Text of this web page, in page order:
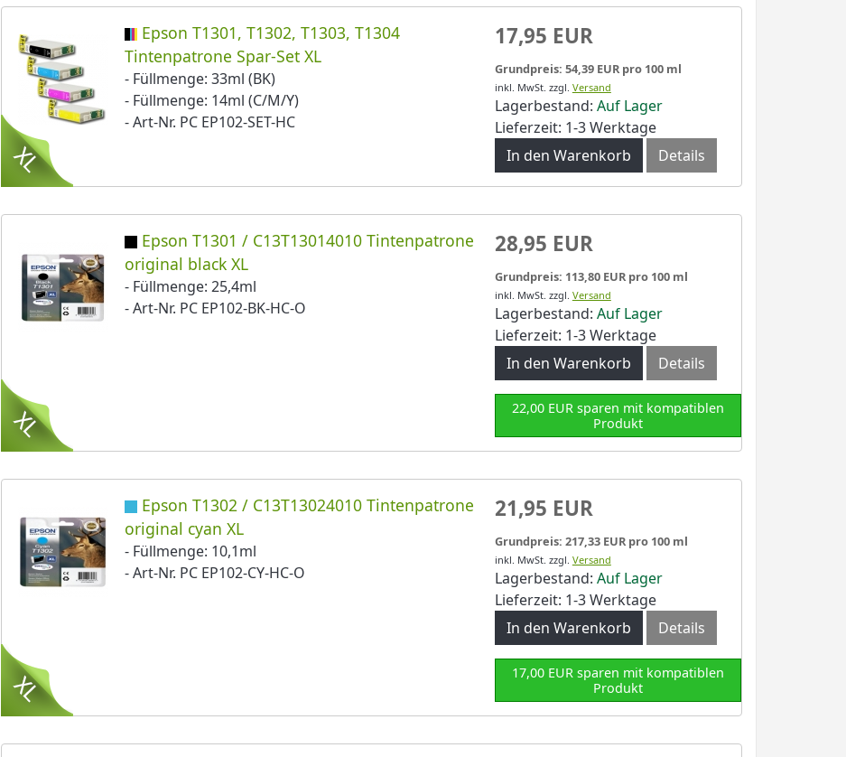
Epson T1301, T1302, T1303, T1304
Tintenpatrone Spar-Set XL
- Füllmenge: 33ml (BK)
- Füllmenge: 14ml (C/M/Y)
- Art-Nr. PC EP102-SET-HC
17,95 EUR
Grundpreis: 54,39 EUR pro 100 ml
inkl. MwSt. zzgl. Versand
Lagerbestand: Auf Lager
Lieferzeit: 1-3 Werktage
In den Warenkorb
Details
Epson T1301 / C13T13014010 Tintenpatrone
original black XL
- Füllmenge: 25,4ml
- Art-Nr. PC EP102-BK-HC-O
28,95 EUR
Grundpreis: 113,80 EUR pro 100 ml
inkl. MwSt. zzgl. Versand
Lagerbestand: Auf Lager
Lieferzeit: 1-3 Werktage
In den Warenkorb
Details
22,00 EUR sparen mit kompatiblen
Produkt
Epson T1302 / C13T13024010 Tintenpatrone
original cyan XL
- Füllmenge: 10,1ml
- Art-Nr. PC EP102-CY-HC-O
21,95 EUR
Grundpreis: 217,33 EUR pro 100 ml
inkl. MwSt. zzgl. Versand
Lagerbestand: Auf Lager
Lieferzeit: 1-3 Werktage
In den Warenkorb
Details
17,00 EUR sparen mit kompatiblen
Produkt